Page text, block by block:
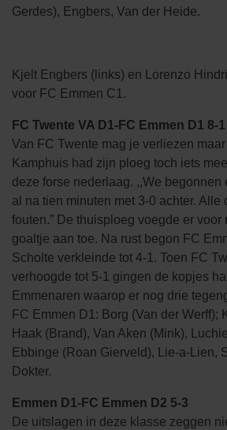
Gerdes), Engbers, Van der Heide.
Kjelt Engbers (links) en Lorenzo
voor FC Emmen C1.
FC Twente VA D1-FC Emmen D1 8-1
Van FC Twente mag je verliezen maar
Kamphuis had zijn ploeg toch iets
deze forse nederlaag. ,,We begonnen
al na tien minuten met 3-0 achter.
fouten.” De thuisploeg voegde er voor
goaltje aan toe. Na rust begon FC
Scholte verkleinde tot 4-1. Toen FC
verhoogde tot 5-1 gingen de kopjes
Emmenaren waarop er nog drie
FC Emmen D1: Borg (Van der Werff);
Haak (Brand), Van Aken (Mink),
Ebbinge (Roan Gierveld), Lie-a-Lien,
Dokter.
Emmen D1-FC Emmen D2 5-3
De uitslagen in deze klasse zeggen